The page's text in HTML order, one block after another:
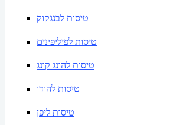
טיסות לבנגקוק
טיסות לפיליפינים
טיסות להונג קונג
טיסות להודו
טיסות ליפן